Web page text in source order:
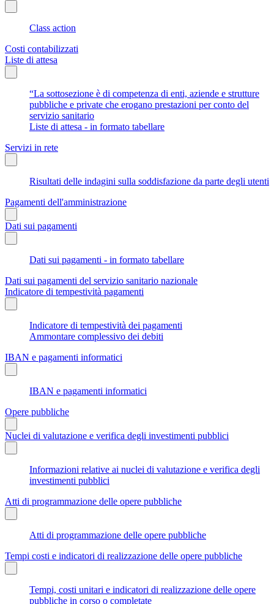
Class action
Costi contabilizzati
Liste di attesa
“La sottosezione è di competenza di enti, aziende e strutture
pubbliche e private che erogano prestazioni per conto del
servizio sanitario
Liste di attesa - in formato tabellare
Servizi in rete
Risultati delle indagini sulla soddisfazione da parte degli utenti
Pagamenti dell'amministrazione
Dati sui pagamenti
Dati sui pagamenti - in formato tabellare
Dati sui pagamenti del servizio sanitario nazionale
Indicatore di tempestività pagamenti
Indicatore di tempestività dei pagamenti
Ammontare complessivo dei debiti
IBAN e pagamenti informatici
IBAN e pagamenti informatici
Opere pubbliche
Nuclei di valutazione e verifica degli investimenti pubblici
Informazioni relative ai nuclei di valutazione e verifica degli
investimenti pubblici
Atti di programmazione delle opere pubbliche
Atti di programmazione delle opere pubbliche
Tempi costi e indicatori di realizzazione delle opere pubbliche
Tempi, costi unitari e indicatori di realizzazione delle opere
pubbliche in corso o completate